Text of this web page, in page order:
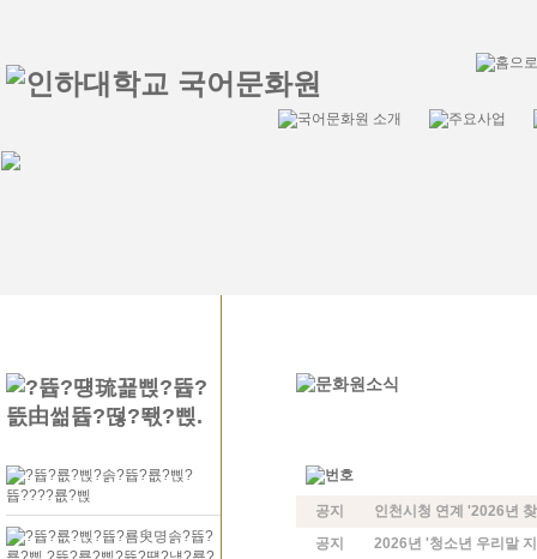
공지
인천시청 연계 '2026년
공지
2026년 '청소년 우리말